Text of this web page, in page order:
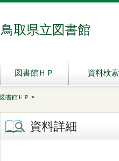
鳥取県立図書館
図書館ＨＰ 資料検索
図書館ＨＰ >
資料詳細